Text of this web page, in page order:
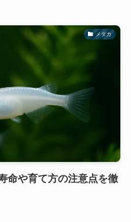
メダカ
命や育て方の注意点を徹